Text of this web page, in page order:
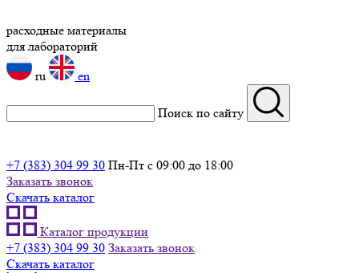
расходные материалы
для лабораторий
ru
en
Поиск по сайту
+7 (383) 304 99 30 Пн-Пт с 09:00 до 18:00
Заказать звонок
Скачать каталог
Каталог продукции
+7 (383) 304 99 30 Заказать звонок
Скачать каталог